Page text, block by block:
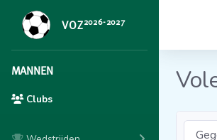
VOZ2026-2027
MANNEN
Clubs